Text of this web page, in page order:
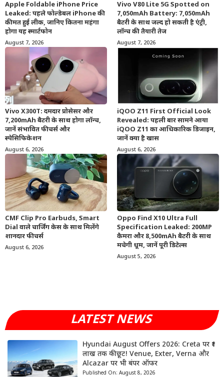
Apple Foldable iPhone Price
Leaked: पहले फोल्डेबल iPhone की
कीमत हुई लीक, जानिए कितना महंगा
होगा यह स्मार्टफोन
August 7, 2026
Vivo V80 Lite 5G Spotted on
7,050mAh Battery: 7,050mAh
बैटरी के साथ जल्द हो सकती है एंट्री,
लॉन्च की तैयारी तेज
August 7, 2026
Vivo X300T: दमदार प्रोसेसर और
7,200mAh बैटरी के साथ होगा लॉन्च,
जानें संभावित फीचर्स और
स्पेसिफिकेशन
August 6, 2026
iQOO Z11 First Official Look
Revealed: पहली बार सामने आया
iQOO Z11 का आधिकारिक डिजाइन,
जानें क्या है खास
August 6, 2026
CMF Clip Pro Earbuds, Smart
Dial वाले चार्जिंग केस के साथ मिलेंगे
शानदार फीचर्स
August 6, 2026
Oppo Find X10 Ultra Full
Specification Leaked: 200MP
कैमरा और 8,500mAh बैटरी के साथ
मचेगी धूम, जानें पूरी डिटेल्स
August 5, 2026
LATEST NEWS
Hyundai August Offers 2026: Creta पर ₹1
लाख तक की छूट! Venue, Exter, Verna और
Alcazar पर भी बंपर ऑफर
Published On: August 8, 2026